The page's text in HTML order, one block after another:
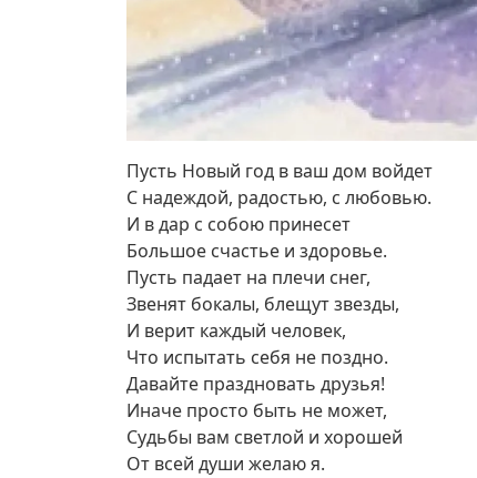
Пусть Новый год в ваш дом войдет
С надеждой, радостью, с любовью.
И в дар с собою принесет
Большое счастье и здоровье.
Пусть падает на плечи снег,
Звенят бокалы, блещут звезды,
И верит каждый человек,
Что испытать себя не поздно.
Давайте праздновать друзья!
Иначе просто быть не может,
Судьбы вам светлой и хорошей
От всей души желаю я.